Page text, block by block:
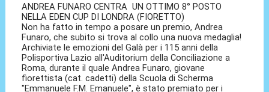
ANDREA FUNARO CENTRA UN OTTIMO 8° POSTO
NELLA EDEN CUP DI LONDRA (FIORETTO)
Non ha fatto in tempo a posare un premio, Andrea
Funaro, che subito si trova al collo una nuova medaglia!
Archiviate le emozioni del Galà per i 115 anni della
Polisportiva Lazio all'Auditorium della Conciliazione a
Roma, durante il quale Andrea Funaro, giovane
fiorettista (cat. cadetti) della Scuola di Scherma
"Emmanuele F.M. Emanuele", è stato premiato per i